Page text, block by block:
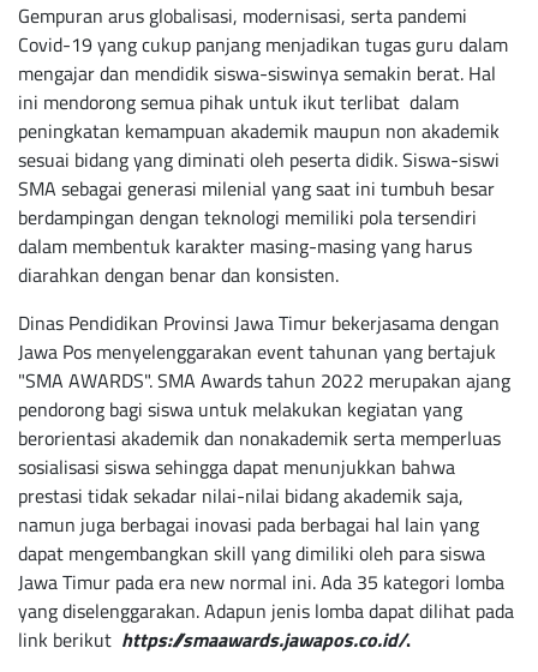
Gempuran arus globalisasi, modernisasi, serta pandemi
Covid-19 yang cukup panjang menjadikan tugas guru dalam
mengajar dan mendidik siswa-siswinya semakin berat. Hal
ini mendorong semua pihak untuk ikut terlibat dalam
peningkatan kemampuan akademik maupun non akademik
sesuai bidang yang diminati oleh peserta didik. Siswa-siswi
SMA sebagai generasi milenial yang saat ini tumbuh besar
berdampingan dengan teknologi memiliki pola tersendiri
dalam membentuk karakter masing-masing yang harus
diarahkan dengan benar dan konsisten.
Dinas Pendidikan Provinsi Jawa Timur bekerjasama dengan
Jawa Pos menyelenggarakan event tahunan yang bertajuk
"SMA AWARDS". SMA Awards tahun 2022 merupakan ajang
pendorong bagi siswa untuk melakukan kegiatan yang
berorientasi akademik dan nonakademik serta memperluas
sosialisasi siswa sehingga dapat menunjukkan bahwa
prestasi tidak sekadar nilai-nilai bidang akademik saja,
namun juga berbagai inovasi pada berbagai hal lain yang
dapat mengembangkan skill yang dimiliki oleh para siswa
Jawa Timur pada era new normal ini. Ada 35 kategori lomba
yang diselenggarakan. Adapun jenis lomba dapat dilihat pada
link berikut https://smaawards.jawapos.co.id/.